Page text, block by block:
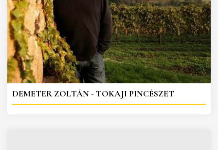
DEMETER ZOLTÁN - TOKAJI PINCÉSZET